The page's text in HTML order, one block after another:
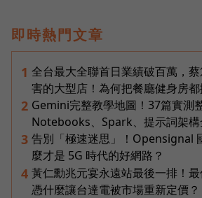
即時熱門文章
1 全台最大全聯首日業績破百萬，
害的大型店！為何把餐廳健身房都
2 Gemini完整教學地圖！37篇實測
Notebooks、Spark、提示詞架
3 告別「極速迷思」！Opensignal
麼才是 5G 時代的好網路？
4 黃仁勳兆元宴永遠站最後一排！最
憑什麼讓台達電被市場重新定價？